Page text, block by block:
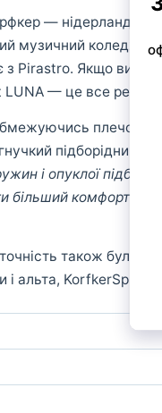
—
музичний коледж і
з Pirastro. Якщо ви
— це все
підборідник.
і опуклої
більший комфорт і
також була в
і альта, KorfkerSpring